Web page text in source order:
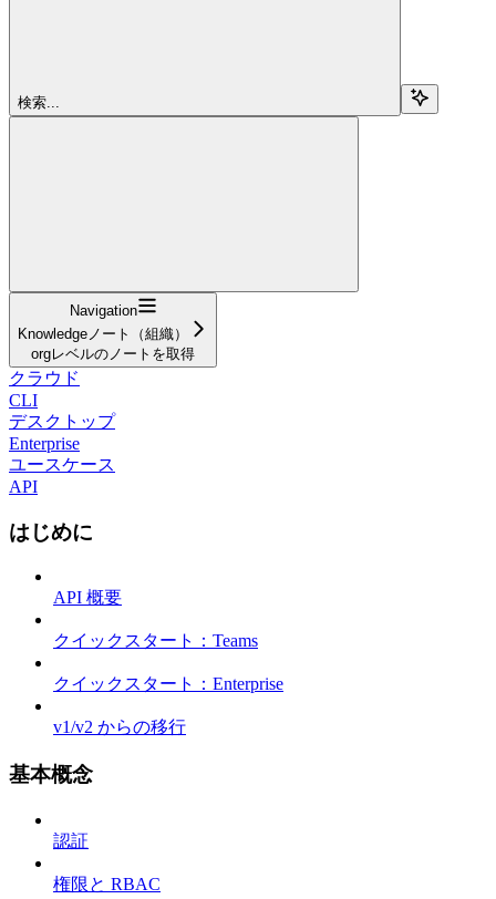
検索...
Navigation
Knowledgeノート（組織）
orgレベルのノートを取得
クラウド
CLI
デスクトップ
Enterprise
ユースケース
API
はじめに
API 概要
クイックスタート：Teams
クイックスタート：Enterprise
v1/v2 からの移行
基本概念
認証
権限と RBAC